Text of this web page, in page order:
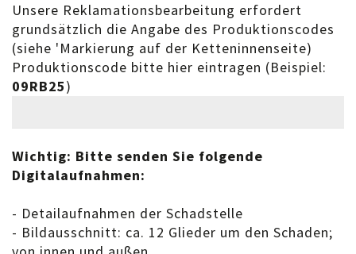
Unsere Reklamationsbearbeitung erfordert
grundsätzlich die Angabe des Produktionscodes
(siehe 'Markierung auf der Ketteninnenseite)
Produktionscode bitte hier eintragen (Beispiel:
09RB25)
Wichtig: Bitte senden Sie folgende
Digitalaufnahmen:
- Detailaufnahmen der Schadstelle
- Bildausschnitt: ca. 12 Glieder um den Schaden;